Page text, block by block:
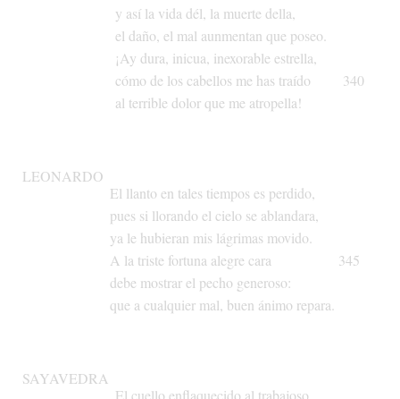
y así la vida dél, la muerte della,
el daño, el mal aunmentan que poseo.
¡Ay dura, inicua, inexorable estrella,
cómo de los cabellos me has traído
340
al terrible dolorque me atropella!
LEONARDO
El llanto en tales tiempos es perdido,
pues si llorando el cielo se ablandara,
ya le hubieran mis lágrimas movido.
A la triste fortuna alegre cara
345
debe mostrarel pecho generoso:
que acualquier mal, buen ánimo repara.
SAYAVEDRA